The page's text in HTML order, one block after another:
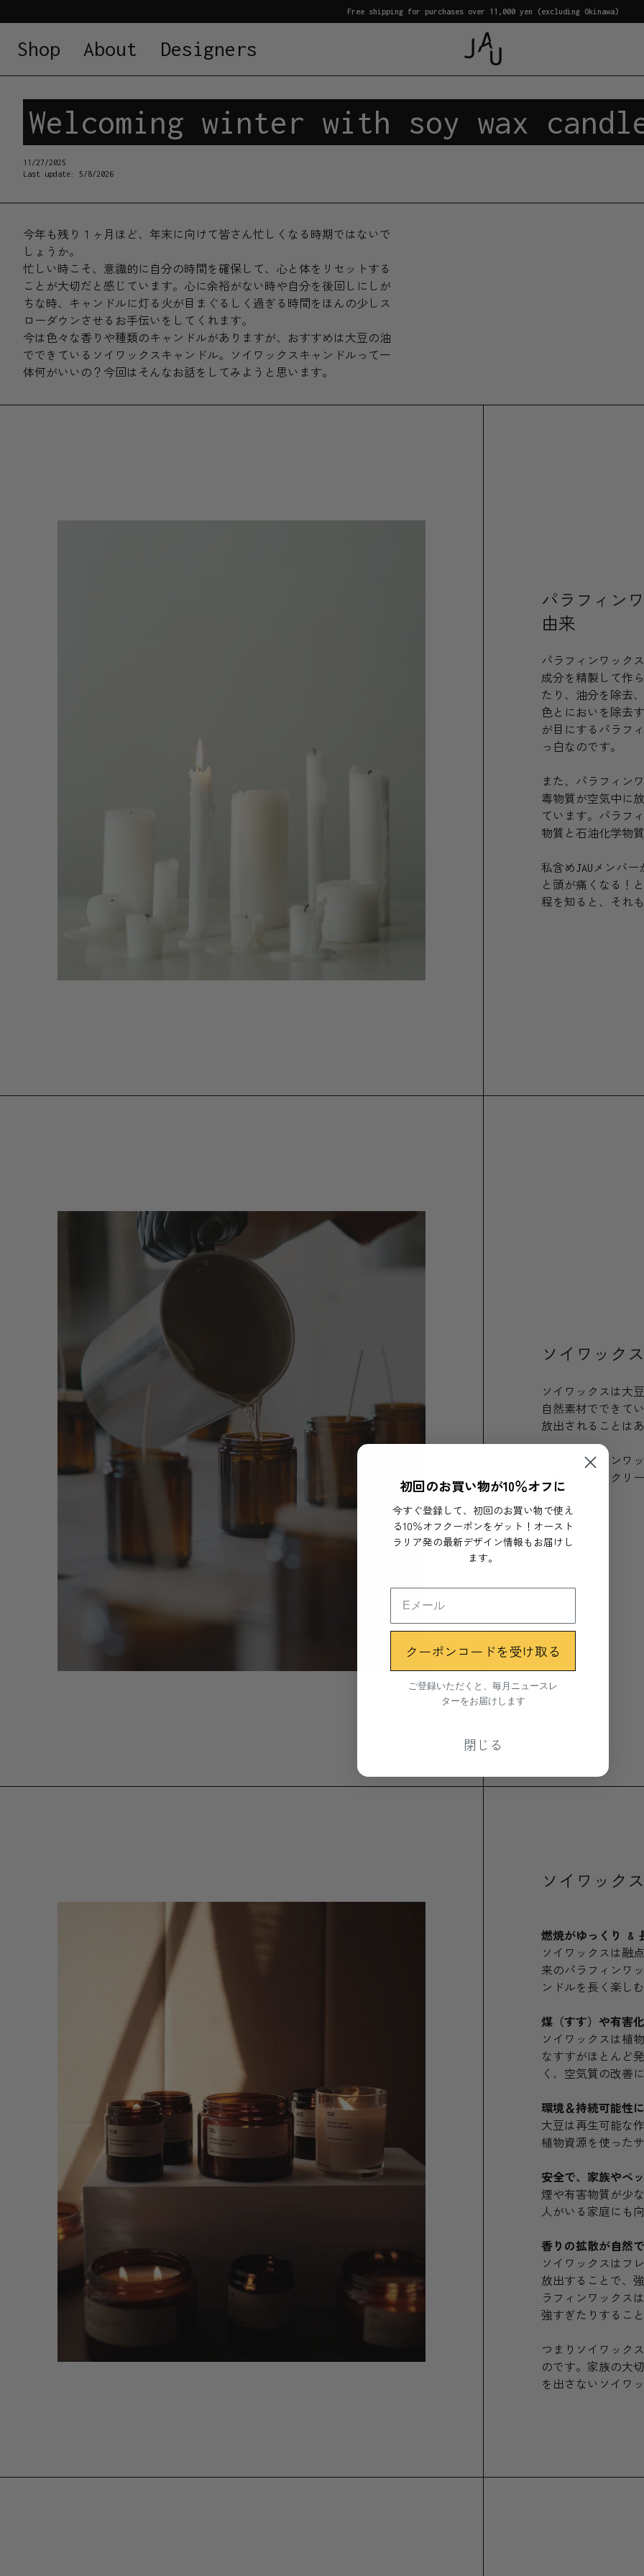
Free shipping for purchases over 11,000 yen (excluding Okinawa)
Shop About Designers
Welcoming winter with soy wax
11/27/2025
Last update: 5/8/2026
今年も残り１ヶ月ほど、年末に向けて皆さん忙しくなる時期ではないで
しょうか。
忙しい時こそ、意識的に自分の時間を確保して、心と体をリセットする
ことが大切だと感じています。心に余裕がない時や自分を後回しにしが
ちな時、キャンドルに灯る火が目まぐるしく過ぎる時間をほんの少しス
ローダウンさせるお手伝いをしてくれます。
今は色々な香りや種類のキャンドルがありますが、おすすめは大豆の油
でできているソイワックスキャンドル。ソイワックスキャンドルって一
体何がいいの？今回はそんなお話をしてみようと思います。
パラフィン
由来
パラフィンワック
成分を精製して作
たり、油分を除去
色とにおいを除去
が目にするパラフ
っ白なのです。
また、パラフィン
毒物質が空気中に
ています。パラフ
物質と石油化学物
私含めJAUメンバ
と頭が痛くなる！
程を知ると、それ
ソイワック
ソイワックスは大
自然素材でできて
放出されることはあ
またパラフィンワ
の柔らかい、クリ
す。
ソイワック
燃焼がゆっくり &
ソイワックスは融
来のパラフィンワ
ンドルを長く楽し
煤（すす）や有害
ソイワックスは植
なすすがほとんど
く、空気質の改善
環境＆持続可能性
大豆は再生可能な
植物資源を使った
安全で、家族やペ
煙や有害物質が少
人がいる家庭にも
香りの拡散が自然
ソイワックスはフ
放出することで、
ラフィンワックス
強すぎたりするこ
つまりソイワック
のです。家族の大
を出さないソイワ
初回のお買い物が10％オフに
今すぐ登録して、初回のお買い物で使え
る10％オフクーポンをゲット！オースト
ラリア発の最新デザイン情報もお届けし
ます。
クーポンコードを受け取る
ご登録いただくと、毎月ニュースレ
ターをお届けします
閉じる